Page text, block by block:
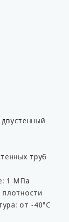
труб
1 МПа
от -40°C